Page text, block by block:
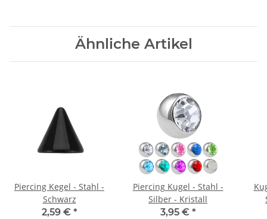
Ähnliche Artikel
Piercing Kegel - Stahl -
Schwarz
2,59 € *
Piercing Kugel - Stahl -
Silber - Kristall
3,95 € *